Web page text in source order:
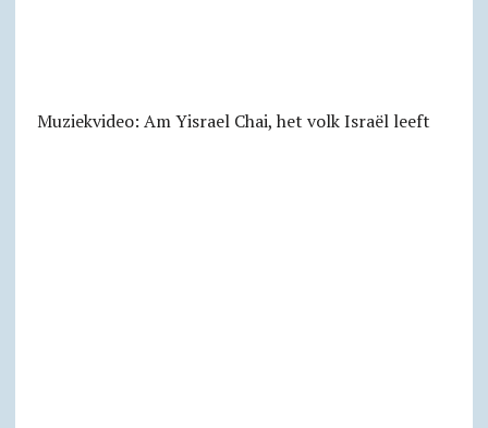
Muziekvideo: Am Yisrael Chai, het volk Israël leeft